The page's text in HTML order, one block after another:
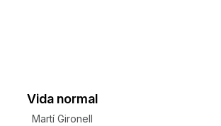
Vida normal
Martí Gironell